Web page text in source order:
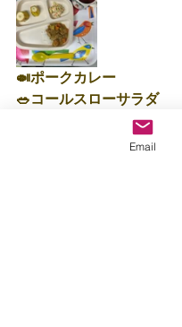
🍛ポークカレー
🥗コールスローサラダ
Email